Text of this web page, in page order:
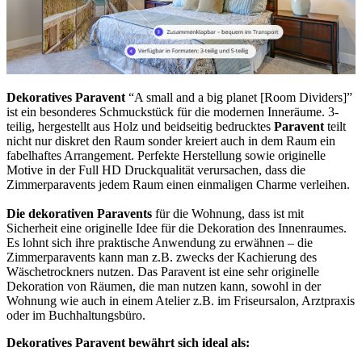
Dekoratives Paravent “A small and a big planet [Room Dividers]”
ist ein besonderes Schmuckstück für die modernen Inneräume. 3-
teilig, hergestellt aus Holz und beidseitig bedrucktes Paravent teilt
nicht nur diskret den Raum sonder kreiert auch in dem Raum ein
fabelhaftes Arrangement. Perfekte Herstellung sowie originelle
Motive in der Full HD Druckqualität verursachen, dass die
Zimmerparavents jedem Raum einen einmaligen Charme verleihen.
Die dekorativen Paravents für die Wohnung, dass ist mit
Sicherheit eine originelle Idee für die Dekoration des Innenraumes.
Es lohnt sich ihre praktische Anwendung zu erwähnen – die
Zimmerparavents kann man z.B. zwecks der Kachierung des
Wäschetrockners nutzen. Das Paravent ist eine sehr originelle
Dekoration von Räumen, die man nutzen kann, sowohl in der
Wohnung wie auch in einem Atelier z.B. im Friseursalon, Arztpraxis
oder im Buchhaltungsbüro.
Dekoratives Paravent bewährt sich ideal als: